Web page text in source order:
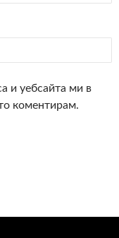
и уебсайта ми в
коментирам.